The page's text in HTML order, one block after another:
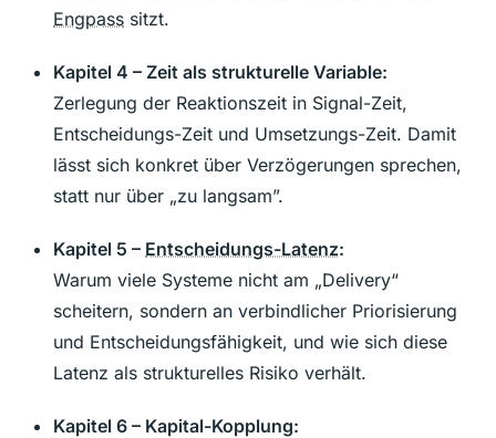
Engpass sitzt.
Kapitel 4 – Zeit als strukturelle Variable:
Zerlegung der Reaktionszeit in Signal-Zeit,
Entscheidungs-Zeit und Umsetzungs-Zeit. Damit
lässt sich konkret über Verzögerungen sprechen,
statt nur über „zu langsam”.
Kapitel 5 – Entscheidungs-Latenz:
Warum viele Systeme nicht am „Delivery“
scheitern, sondern an verbindlicher Priorisierung
und Entscheidungsfähigkeit, und wie sich diese
Latenz als strukturelles Risiko verhält.
Kapitel 6 – Kapital-Kopplung: